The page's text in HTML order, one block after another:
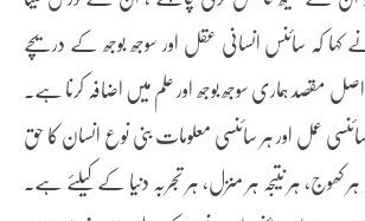
کہ سائنس انسانی عقل اور سوجھ بوجھ کے دریچے
مقصد ہماری سوجھ بوجھ اور علم میں اضافہ کرنا ہے۔
عمل اور ہر سائنسی معلومات بنی نوع انسان کا حق
کھوج، ہر نتیجہ ہر منزل، ہر تجربہ دنیا کے کیلئے ہے۔